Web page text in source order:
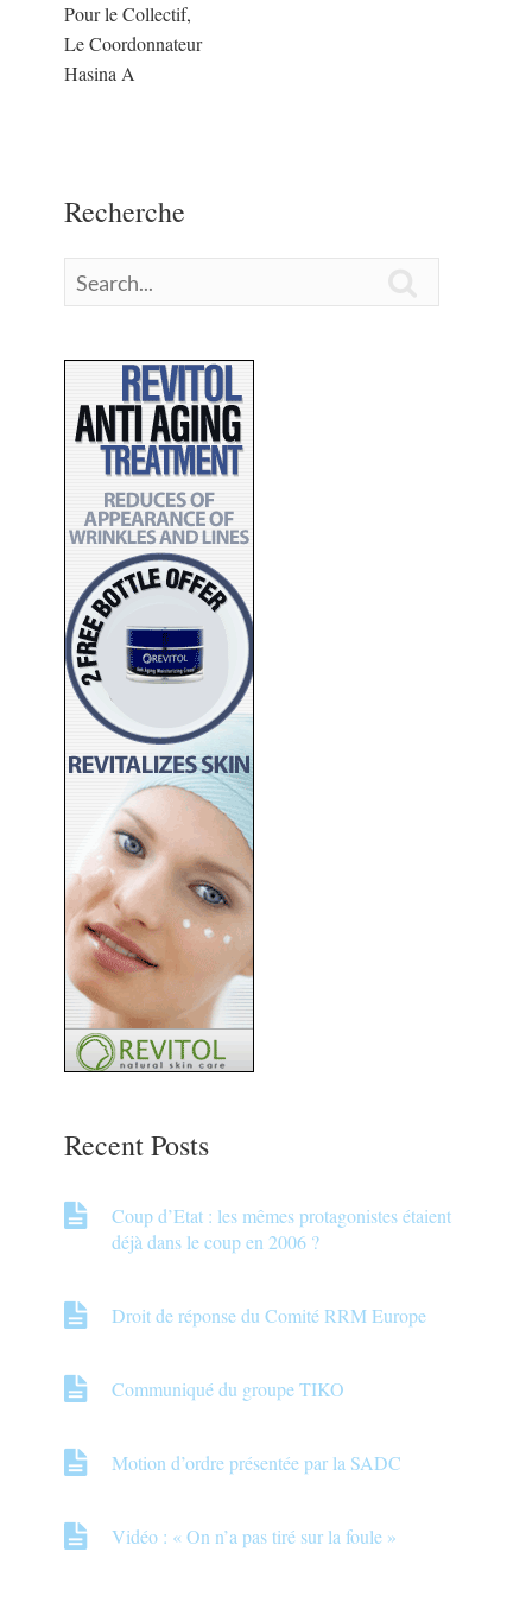
Pour le Collectif,
Le Coordonnateur
Hasina A
Recherche
Recent Posts
Coup d’Etat : les mêmes protagonistes étaient
déjà dans le coup en 2006 ?
Droit de réponse du Comité RRM Europe
Communiqué du groupe TIKO
Motion d’ordre présentée par la SADC
Vidéo : « On n’a pas tiré sur la foule »